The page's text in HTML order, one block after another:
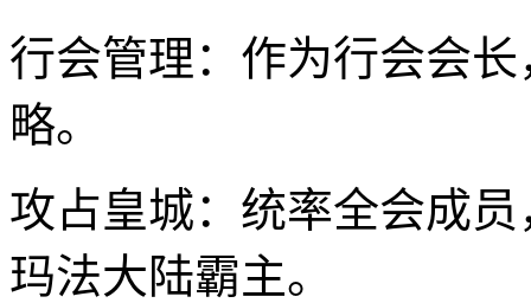
行会管理：作为行会会
略。
攻占皇城：统率全会成
玛法大陆霸主。